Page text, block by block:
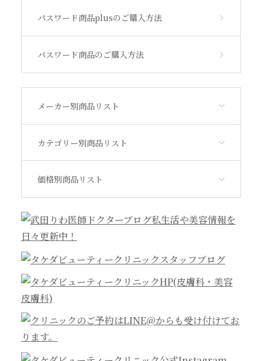
パスワード商品plusのご購入方法
パスワード商品のご購入方法
メーカー別商品リスト
カテゴリー別商品リスト
価格別商品リスト